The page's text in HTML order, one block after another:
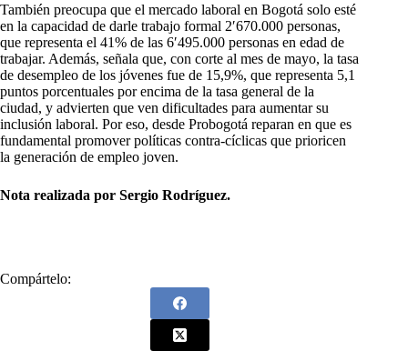
También preocupa que el mercado laboral en Bogotá solo esté
en la capacidad de darle trabajo formal 2′670.000 personas,
que representa el 41% de las 6′495.000 personas en edad de
trabajar. Además, señala que, con corte al mes de mayo, la tasa
de desempleo de los jóvenes fue de 15,9%, que representa 5,1
puntos porcentuales por encima de la tasa general de la
ciudad, y advierten que ven dificultades para aumentar su
inclusión laboral. Por eso, desde Probogotá reparan en que es
fundamental promover políticas contra-cíclicas que prioricen
la generación de empleo joven.
Nota realizada por Sergio Rodríguez.
Compártelo: